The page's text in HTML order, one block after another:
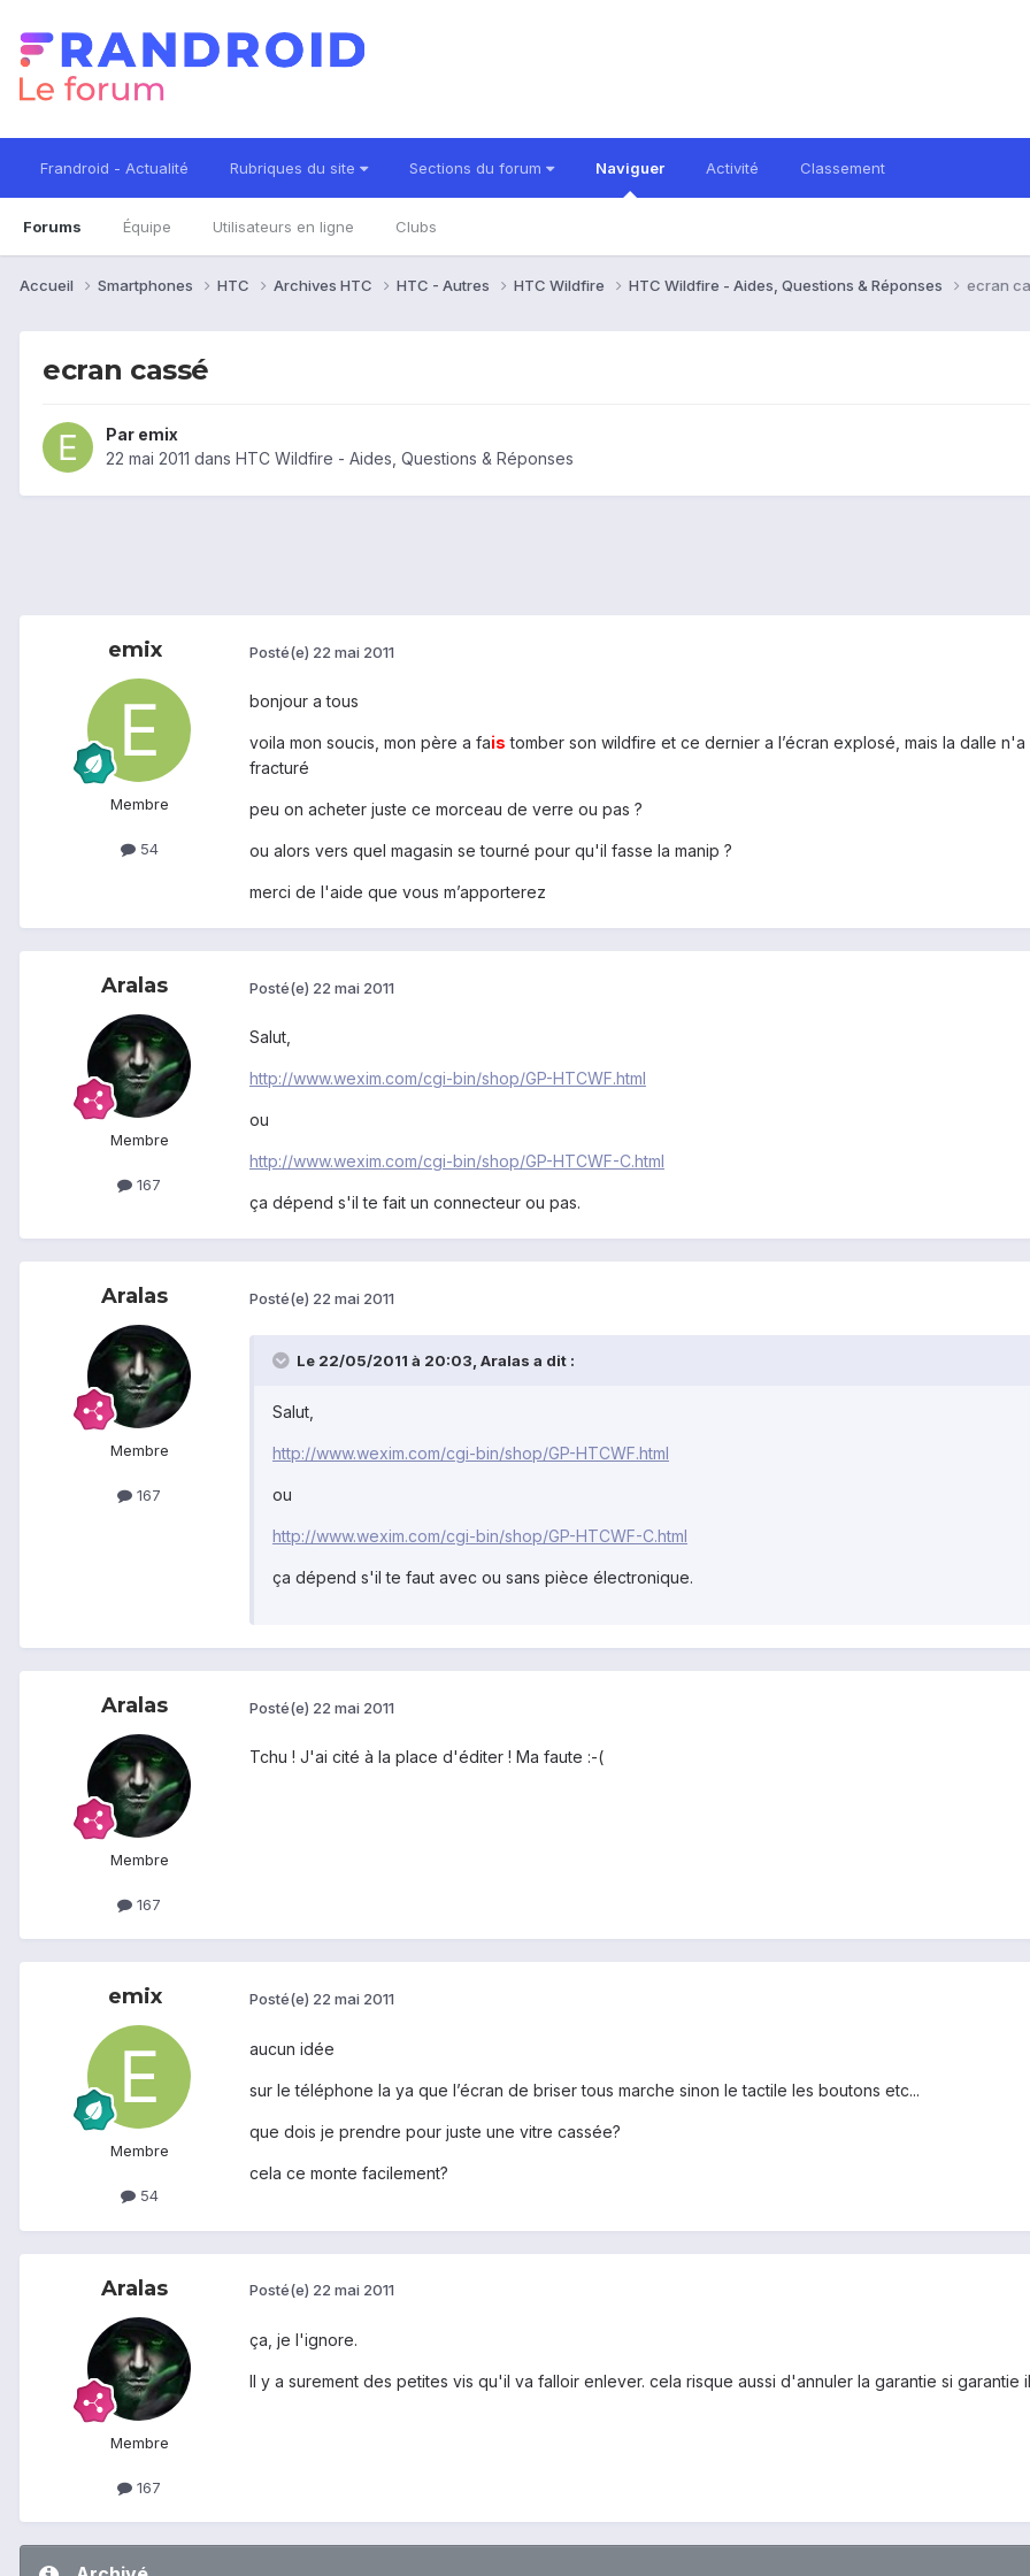
Frandroid - Actualité Rubriques du site Sections du forum Naviguer
Forums Équipe Utilisateurs en ligne Clubs
Activité Classement
Accueil Smartphones HTC Archives HTC HTC - Autres HTC Wildfire HTC Wildfire - Aides, Questions & Réponses ecran
ecran cassé
Par emix
22 mai 2011 dans HTC Wildfire - Aides, Questions & Réponses
emix
Membre
54
Posté(e) 22 mai 2011
bonjour a tous
voila mon soucis, mon père a fais tomber son wildfire et ce dernier a l’écran explosé, mais la dalle
fracturé
peu on acheter juste ce morceau de verre ou pas ?
ou alors vers quel magasin se tourné pour qu'il fasse la manip ?
merci de l'aide que vous m’apporterez
Aralas
Membre
167
Posté(e) 22 mai 2011
Salut,
http://www.wexim.com/cgi-bin/shop/GP-HTCWF.html
ou
http://www.wexim.com/cgi-bin/shop/GP-HTCWF-C.html
ça dépend s'il te fait un connecteur ou pas.
Aralas
Membre
167
Posté(e) 22 mai 2011
Le 22/05/2011 à 20:03, Aralas a dit :
Salut,
http://www.wexim.com/cgi-bin/shop/GP-HTCWF.html
ou
http://www.wexim.com/cgi-bin/shop/GP-HTCWF-C.html
ça dépend s'il te faut avec ou sans pièce électronique.
Aralas
Membre
167
Posté(e) 22 mai 2011
Tchu ! J'ai cité à la place d'éditer ! Ma faute :-(
emix
Membre
54
Posté(e) 22 mai 2011
aucun idée
sur le téléphone la ya que l’écran de briser tous marche sinon le tactile les boutons etc...
que dois je prendre pour juste une vitre cassée?
cela ce monte facilement?
Aralas
Membre
167
Posté(e) 22 mai 2011
ça, je l'ignore.
Il y a surement des petites vis qu'il va falloir enlever. cela risque aussi d'annuler la garantie si garantie